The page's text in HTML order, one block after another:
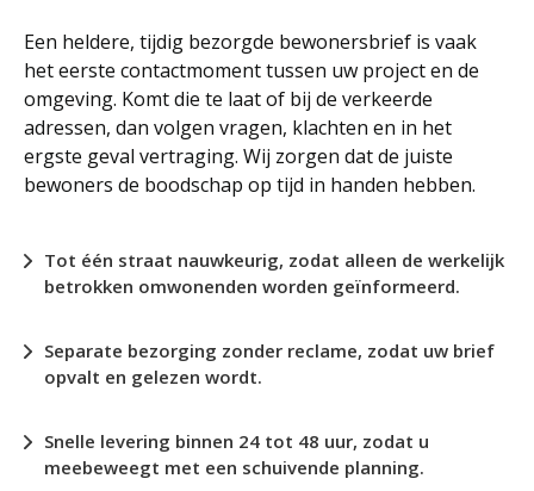
Een heldere, tijdig bezorgde bewonersbrief is vaak
het eerste contactmoment tussen uw project en de
omgeving. Komt die te laat of bij de verkeerde
adressen, dan volgen vragen, klachten en in het
ergste geval vertraging. Wij zorgen dat de juiste
bewoners de boodschap op tijd in handen hebben.
Tot één straat nauwkeurig, zodat alleen de werkelijk
betrokken omwonenden worden geïnformeerd.
Separate bezorging zonder reclame, zodat uw brief
opvalt en gelezen wordt.
Snelle levering binnen 24 tot 48 uur, zodat u
meebeweegt met een schuivende planning.